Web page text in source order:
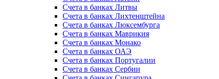
Счета в банках Литвы
Счета в банках Лихтенштейна
Счета в банках Люксембурга
Счета в банках Маврикия
Счета в банках Монако
Счета в банках ОАЭ
Счета в банках Португалии
Счета в банках Сербии